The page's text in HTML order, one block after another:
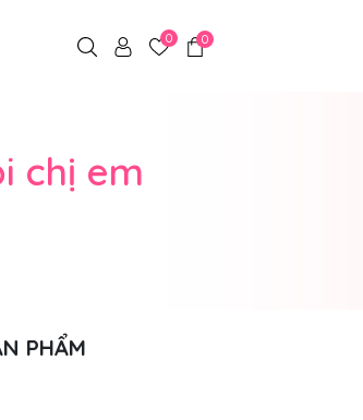
0 0
chị em
PHẨM